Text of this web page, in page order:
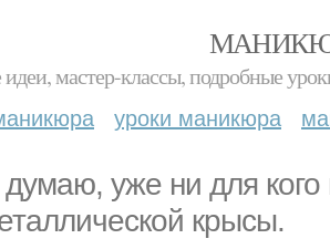
мастер-классы, подробные
уроки маникюра
уже ни для кого
крысы.